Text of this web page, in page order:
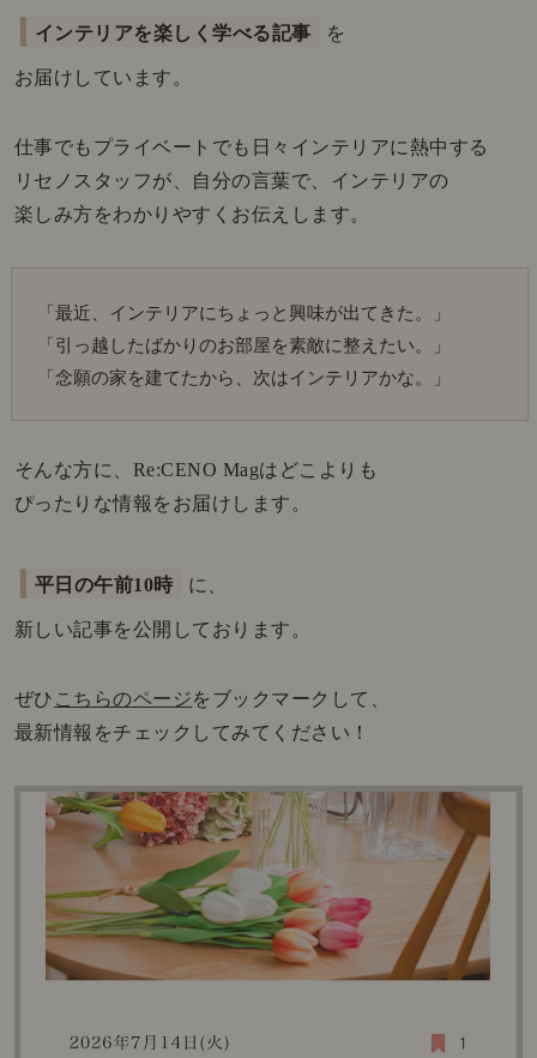
インテリアを楽しく学べる記事 を
お届けしています。
仕事でもプライベートでも日々インテリアに熱中する
リセノスタッフが、自分の言葉で、インテリアの
楽しみ方をわかりやすくお伝えします。
「最近、インテリアにちょっと興味が出てきた。」
「引っ越したばかりのお部屋を素敵に整えたい。」
「念願の家を建てたから、次はインテリアかな。」
そんな方に、Re:CENO Magはどこよりも
ぴったりな情報をお届けします。
平日の午前10時 に、
新しい記事を公開しております。
ぜひ こちらのページをブックマークして、
最新情報をチェックしてみてください！